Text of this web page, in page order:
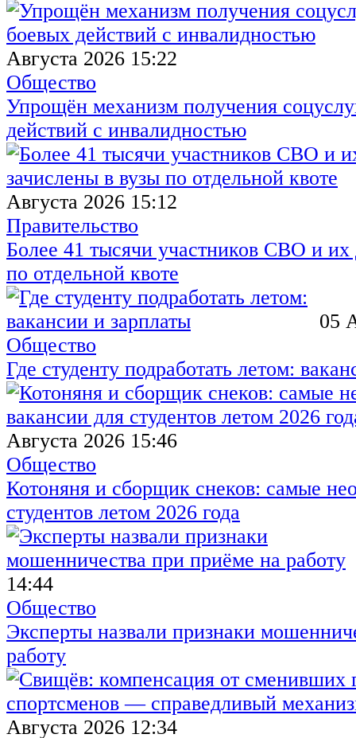
Августа 2026 15:22
Общество
Упрощён механизм получения
действий с инвалидностью
Августа 2026 15:12
Правительство
Более 41 тысячи участников СВО и их
по отдельной квоте
05
Общество
Где студенту подработать летом:
Августа 2026 15:46
Общество
Котоняня и сборщик снеков: самые
студентов летом 2026 года
14:44
Общество
Эксперты назвали признаки
работу
Августа 2026 12:34